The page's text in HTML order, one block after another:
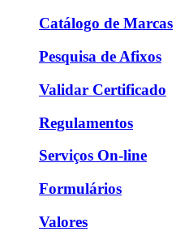
Catálogo de Marcas
Pesquisa de Afixos
Validar Certificado
Regulamentos
Serviços On-line
Formulários
Valores